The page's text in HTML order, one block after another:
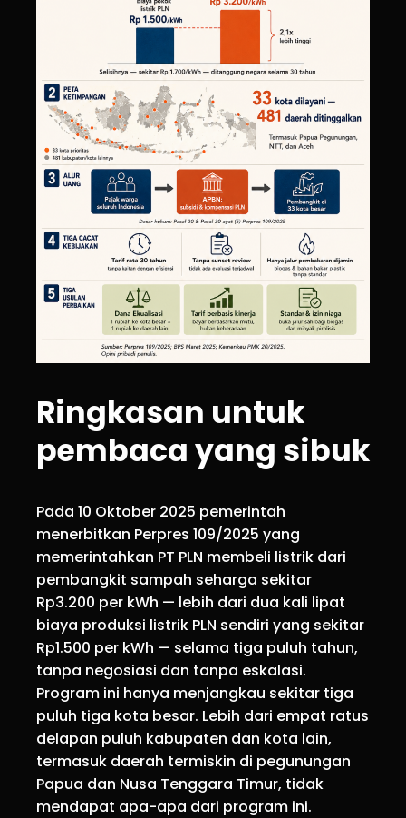
Ringkasan untuk
pembaca yang sibuk
Pada 10 Oktober 2025 pemerintah
menerbitkan Perpres 109/2025 yang
memerintahkan PT PLN membeli listrik dari
pembangkit sampah seharga sekitar
Rp3.200 per kWh — lebih dari dua kali lipat
biaya produksi listrik PLN sendiri yang sekitar
Rp1.500 per kWh — selama tiga puluh tahun,
tanpa negosiasi dan tanpa eskalasi.
Program ini hanya menjangkau sekitar tiga
puluh tiga kota besar. Lebih dari empat ratus
delapan puluh kabupaten dan kota lain,
termasuk daerah termiskin di pegunungan
Papua dan Nusa Tenggara Timur, tidak
mendapat apa-apa dari program ini.